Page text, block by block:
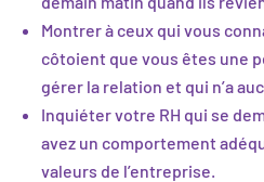
Montrer à ceux qui vous
côtoient que vous êtes une
gérer la relation et qui n’a
Inquiéter votre RH qui se
avez un comportement
valeurs de l’entreprise.